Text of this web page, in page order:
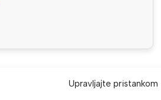
Upravljajte pristankom
NAČINI PLAĆANJA